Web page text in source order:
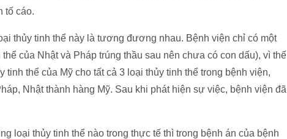
tố cáo.
thủy tinh thể này là tương đương nhau. Bệnh viện chỉ có một
của Nhật và Pháp trúng thầu sau nên chưa có con dấu), vì thế
tinh thể của Mỹ cho tất cả 3 loại thủy tinh thể trong bệnh viện,
Nhật thành hàng Mỹ. Sau khi phát hiện sự việc, bệnh viện đã
loại thủy tinh thể nào trong thực tế thì trong bệnh án của bệnh